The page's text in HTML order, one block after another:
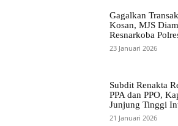
Gagalkan
Kosan, MJS
Resnarkoba
23 Januari 2026
Subdit Renakta
PPA dan PPO,
Junjung Tinggi
21 Januari 2026